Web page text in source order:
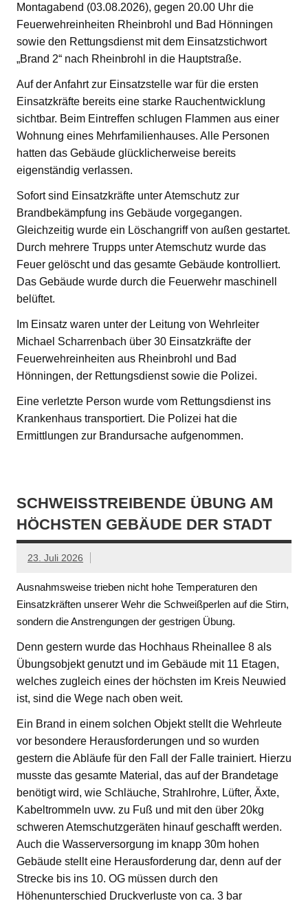
Montagabend (03.08.2026), gegen 20.00 Uhr die
Feuerwehreinheiten Rheinbrohl und Bad Hönningen
sowie den Rettungsdienst mit dem Einsatzstichwort
„Brand 2“ nach Rheinbrohl in die Hauptstraße.
Auf der Anfahrt zur Einsatzstelle war für die ersten
Einsatzkräfte bereits eine starke Rauchentwicklung
sichtbar. Beim Eintreffen schlugen Flammen aus einer
Wohnung eines Mehrfamilienhauses. Alle Personen
hatten das Gebäude glücklicherweise bereits
eigenständig verlassen.
Sofort sind Einsatzkräfte unter Atemschutz zur
Brandbekämpfung ins Gebäude vorgegangen.
Gleichzeitig wurde ein Löschangriff von außen gestartet.
Durch mehrere Trupps unter Atemschutz wurde das
Feuer gelöscht und das gesamte Gebäude kontrolliert.
Das Gebäude wurde durch die Feuerwehr maschinell
belüftet.
Im Einsatz waren unter der Leitung von Wehrleiter
Michael Scharrenbach über 30 Einsatzkräfte der
Feuerwehreinheiten aus Rheinbrohl und Bad
Hönningen, der Rettungsdienst sowie die Polizei.
Eine verletzte Person wurde vom Rettungsdienst ins
Krankenhaus transportiert. Die Polizei hat die
Ermittlungen zur Brandursache aufgenommen.
SCHWEISSTREIBENDE ÜBUNG AM H
ÖCHSTEN GEBÄUDE DER STADT
23. Juli 2026
Ausnahmsweise trieben nicht hohe Temperaturen den
Einsatzkräften unserer Wehr die Schweißperlen auf die Stirn,
sondern die Anstrengungen der gestrigen Übung.
Denn gestern wurde das Hochhaus Rheinallee 8 als
Übungsobjekt genutzt und im Gebäude mit 11 Etagen,
welches zugleich eines der höchsten im Kreis Neuwied
ist, sind die Wege nach oben weit.
Ein Brand in einem solchen Objekt stellt die Wehrleute
vor besondere Herausforderungen und so wurden
gestern die Abläufe für den Fall der Falle trainiert. Hierzu
musste das gesamte Material, das auf der Brandetage
benötigt wird, wie Schläuche, Strahlrohre, Lüfter, Äxte,
Kabeltrommeln uvw. zu Fuß und mit den über 20kg
schweren Atemschutzgeräten hinauf geschafft werden.
Auch die Wasserversorgung im knapp 30m hohen
Gebäude stellt eine Herausforderung dar, denn auf der
Strecke bis ins 10. OG müssen durch den
Höhenunterschied Druckverluste von ca. 3 bar